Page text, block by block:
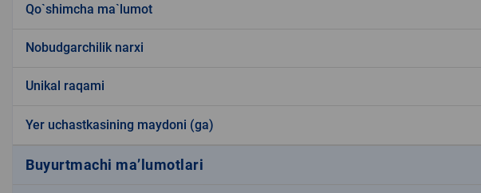
Qo`shimcha ma`lumot
Nobudgarchilik narxi
Unikal raqami
Yer uchastkasining maydoni (ga)
Buyurtmachi ma’lumotlari